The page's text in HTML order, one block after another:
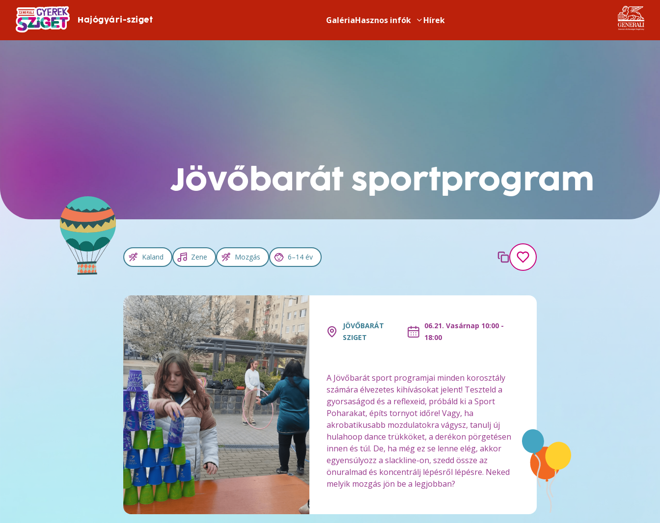
Hajógyári-sziget GalériaHasznos infók Hírek
Jövőbarát sportprogram
Kaland Zene Mozgás 6–14 év
JÖVŐBARÁT
SZIGET
06.21. Vasárnap 10:00 -
18:00
A Jövőbarát sport programjai minden korosztály
számára élvezetes kihívásokat jelent! Teszteld a
gyorsaságod és a reflexeid, próbáld ki a Sport
Poharakat, építs tornyot időre! Vagy, ha
akrobatikusabb mozdulatokra vágysz, tanulj új
hulahoop dance trükköket, a derékon pörgetésen
innen és túl. De, ha még ez se lenne elég, akkor
egyensúlyozz a slackline-on, szedd össze az
önuralmad és koncentrálj lépésről lépésre. Neked
melyik mozgás jön be a legjobban?